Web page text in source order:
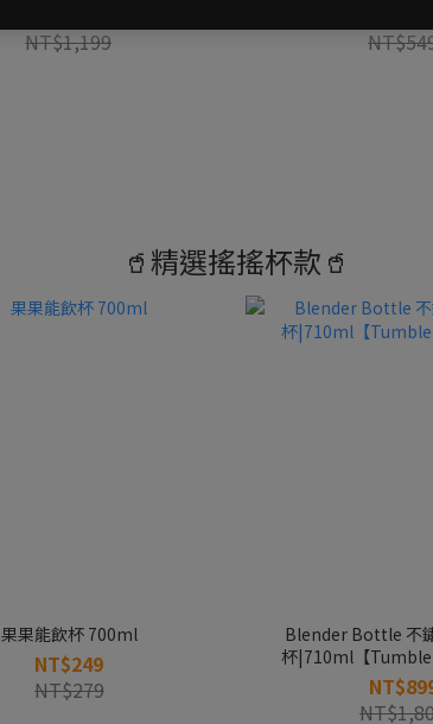
NT$1,199
🥤精選搖搖杯款🥤
果果能飲杯 700ml
NT$249
NT$279
Blender Bottle 不鏽鋼吸管隨行
杯|710ml【Tumbler